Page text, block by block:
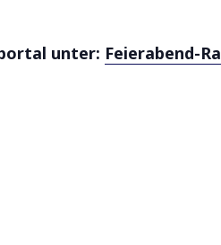
unter: Feierabend-